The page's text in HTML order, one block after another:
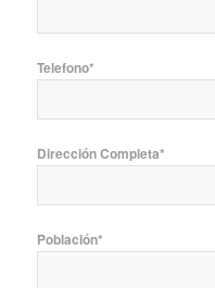
Telefono*
Dirección Completa*
Población*